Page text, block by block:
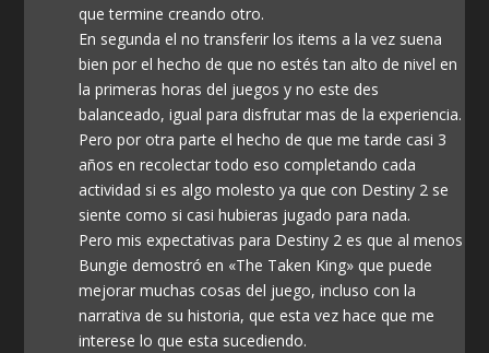
que termine creando otro.
En segunda el no transferir los items a la vez suena
bien por el hecho de que no estés tan alto de nivel en
la primeras horas del juegos y no este des
balanceado, igual para disfrutar mas de la experiencia.
Pero por otra parte el hecho de que me tarde casi 3
años en recolectar todo eso completando cada
actividad si es algo molesto ya que con Destiny 2 se
siente como si casi hubieras jugado para nada.
Pero mis expectativas para Destiny 2 es que al menos
Bungie demostró en «The Taken King» que puede
mejorar muchas cosas del juego, incluso con la
narrativa de su historia, que esta vez hace que me
interese lo que esta sucediendo.